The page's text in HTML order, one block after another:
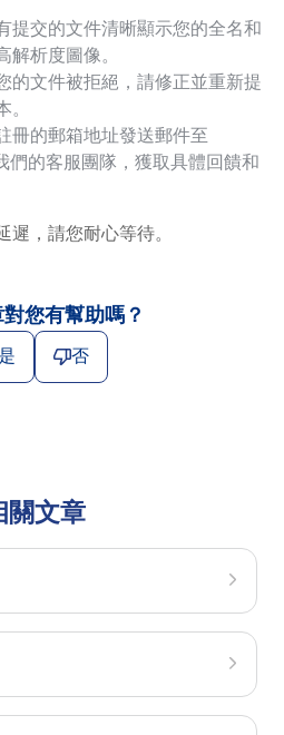
提交的文件清晰顯示您的全名和
解析度圖像。
的文件被拒絕，請修正並重新提
。
冊的郵箱地址發送郵件至
們的客服團隊，獲取具體回饋和
遲，請您耐心等待。
您有幫助嗎？
是 否
關文章